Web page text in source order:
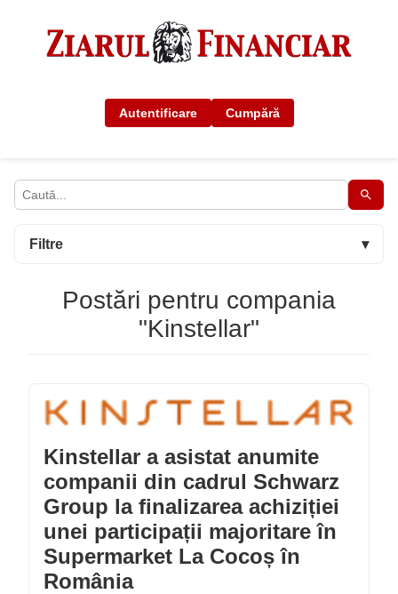
Autentificare Cumpără
Filtre ▾
Postări pentru compania
"Kinstellar"
Kinstellar a asistat anumite
companii din cadrul Schwarz
Group la finalizarea achiziției
unei participații majoritare în
Supermarket La Cocoș în
România